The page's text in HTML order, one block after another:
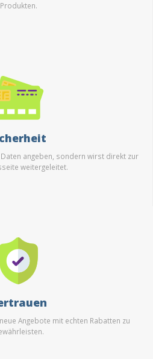
Produkten.
angeben, sondern wirst direkt zur
weitergeleitet.
Angebote mit echten Rabatten zu